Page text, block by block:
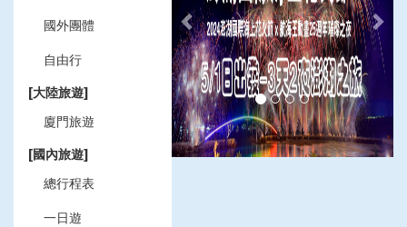
國外團體
自由行
[大陸旅遊]
廈門旅遊
[國內旅遊]
總行程表
一日遊